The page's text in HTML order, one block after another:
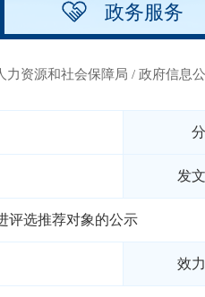
政务服务
力资源和社会保障局 / 政府信息
发
评选推荐对象的公示
效